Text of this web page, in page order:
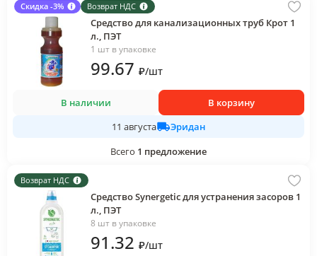
Скидка -3% Возврат НДС
Средство для канализационных труб Крот 1
л., ПЭТ
1 шт в упаковке
99.67 ₽/шт
В наличии
В корзину
11 августа
Эридан
Всего 1 предложение
Возврат НДС
Средство Synergetic для устранения засоров 1
л., ПЭТ
8 шт в упаковке
91.32 ₽/шт